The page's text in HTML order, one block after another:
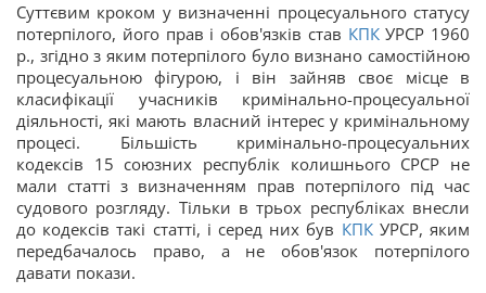
Суттєвим кроком у визначенні процесуального статусу
потерпілого, його прав і обов'язків став КПКУРСР 1960
р., згідно з яким потерпілого було визнано самостійною
процесуальною фігурою, і він зайняв своє місце в
класифікації учасників кримінально-процесуальної
діяльності, які мають власний інтерес у кримінальному
процесі. Більшість кримінально-процесуальних
кодексів 15 союзних республік колишнього СРСР не
мали статті з визначенням прав потерпілого під час
судового розгляду. Тільки в трьох республіках внесли
до кодексів такі статті, і серед них був КПКУРСР, яким
передбачалось право, а не обов'язок потерпілого
давати покази.